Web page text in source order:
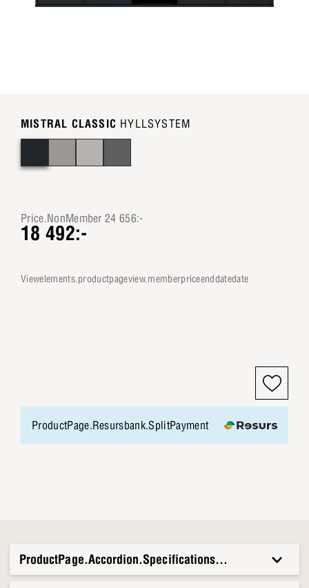
MISTRAL CLASSIC HYLLSYSTEM
Price.NonMember 24 656:-
18 492:-
viewelements.productpageview.memberpriceenddatedate
ProductPage.Resursbank.SplitPayment
ProductPage.Accordion.Specifications.Title